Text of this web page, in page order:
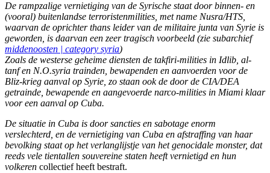
De rampzalige vernietiging van de Syrische staat door binnen- en
(vooral) buitenlandse terroristenmilities, met name Nusra/HTS,
waarvan de oprichter thans leider van de militaire junta van Syrie is
geworden, is daarvan een zeer tragisch voorbeeld (zie subarchief
middenoosten | category syria)
Zoals de westerse geheime diensten de takfiri-milities in Idlib, al-
tanf en N.O.syria trainden, bewapenden en aanvoerden voor de
Bliz-krieg aanval op Syrie, zo staan ook de door de CIA/DEA
getrainde, bewapende en aangevoerde narco-milities in Miami klaar
voor een aanval op Cuba.
De situatie in Cuba is door sancties en sabotage enorm
verslechterd, en de vernietiging van Cuba en afstraffing van haar
bevolking staat op het verlanglijstje van het genocidale monster, dat
reeds vele tientallen souvereine staten heeft vernietigd en hun
volkeren collectief heeft bestraft.